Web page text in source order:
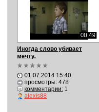
00:49
Иногда слово убивает
мечту.
01.07.2014 15:40
просмотры: 478
комментарии:1
alexis88